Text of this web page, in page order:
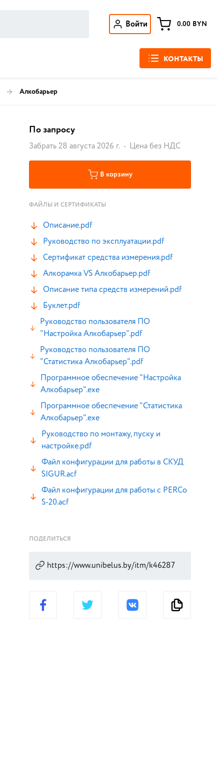
Войти 0.00 BYN
КОНТАКТЫ
Алкобарьер
По запросу
Забрать 28 августа 2026 г. Цена без НДС
В корзину
ФАЙЛЫ И СЕРТИФИКАТЫ
Описание.pdf
Руководство по эксплуатации.pdf
Сертификат средства измерения.pdf
Алкорамка VS Алкобарьер.pdf
Описание типа средств измерений.pdf
Буклет.pdf
Руководство пользователя ПО
"Настройка Алкобарьер".pdf
Руководство пользователя ПО
"Статистика Алкобарьер".pdf
Программное обеспечение "Настройка
Алкобарьер".exe
Программное обеспечение "Статистика
Алкобарьер".exe
Руководство по монтажу, пуску и
настройке.pdf
Файл конфигурации для работы в СКУД
SIGUR.acf
Файл конфигурации для работы с PERCo
S-20.acf
ПОДЕЛИТЬСЯ